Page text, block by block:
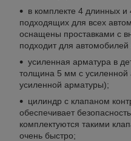
в комплекте 4 длинных и
подходящих для всех
оснащены проставками с
подходит для
усиленная арматура в
толщина 5 мм с усиленной
усиленной арматуры);
цилиндр с клапаном
обеспечивает
комплектуются такими
очень быстро;